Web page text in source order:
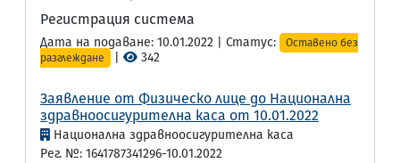
Регистрация система
Дата на подаване: 10.01.2022 | Статус:
Оставено без
разглеждане
342
Заявление от Физическо лице до Национална
здравноосигурителна каса от 10.01.2022
Национална здравноосигурителна каса
Рег. №: 1641787341296-10.01.2022